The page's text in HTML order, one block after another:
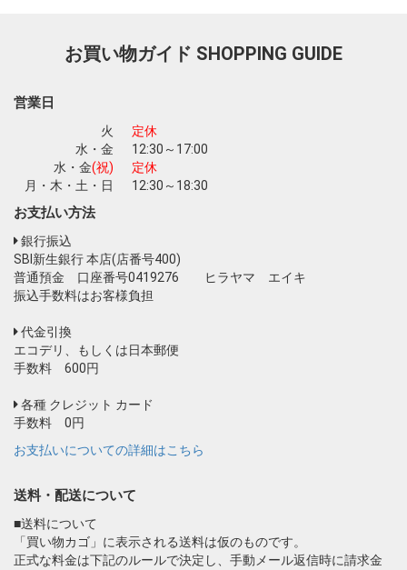
お買い物ガイド SHOPPING GUIDE
営業日
火
定休
水・金
12:30～17:00
水・金(祝)
定休
月・木・土・日
12:30～18:30
お支払い方法
銀行振込
SBI新生銀行 本店(店番号400)
普通預金 口座番号0419276 ヒラヤマ エイキ
振込手数料はお客様負担
代金引換
エコデリ、もしくは日本郵便
手数料 600円
各種 クレジット カード
手数料 0円
お支払いについての詳細はこちら
送料・配送について
■送料について
「買い物カゴ」に表示される送料は仮のものです。
正式な料金は下記のルールで決定し、手動メール返信時に請求金